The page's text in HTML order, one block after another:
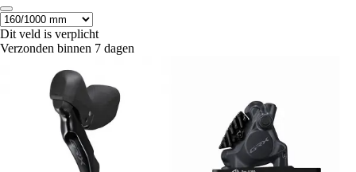
Dit veld is verplicht
Verzonden binnen 7 dagen